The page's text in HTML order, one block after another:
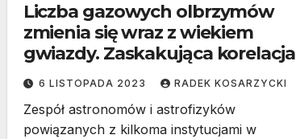
Liczba gazowych olbrzymów
zmienia się wraz z wiekiem
gwiazdy. Zaskakująca korelacja
6 LISTOPADA 2023 RADEK KOSARZYCKI
Zespół astronomów i astrofizyków
powiązanych z kilkoma instytucjami w